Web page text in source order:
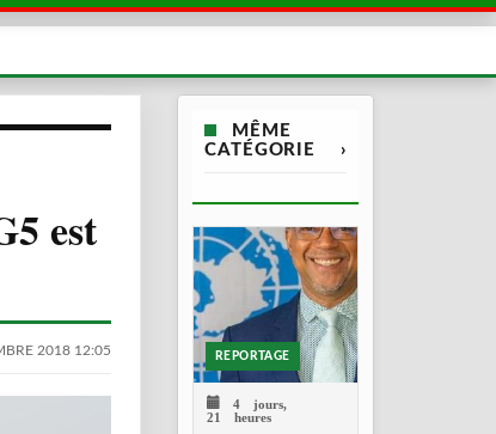
est
2018 12:05
MÊME
CATÉGORIE
›
REPORTAGE
4 jours,
21 heures